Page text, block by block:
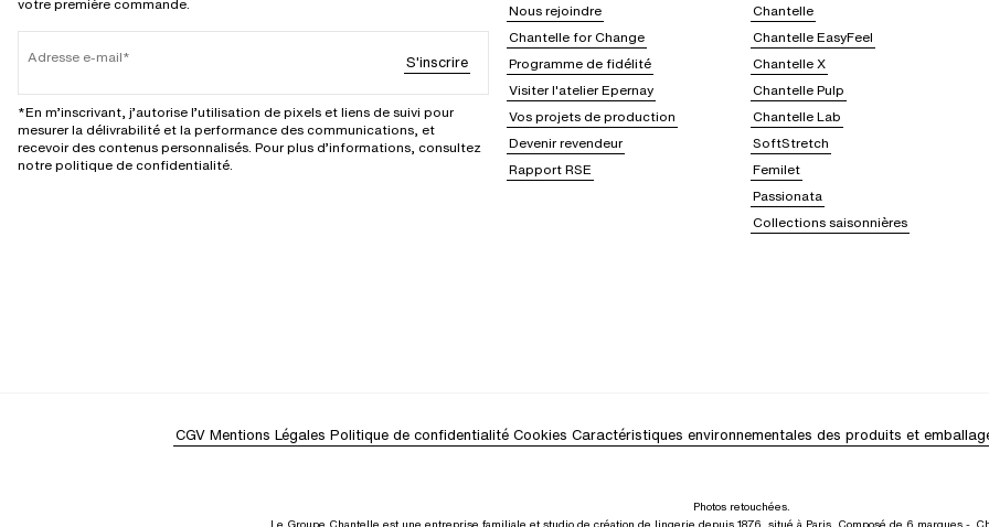
votre première commande.
Adresse e-mail S'inscrire
*En m’inscrivant, j’autorise l’utilisation de pixels et liens de suivi pour
mesurer la délivrabilité et la performance des communications, et
recevoir des contenus personnalisés. Pour plus d’informations, consultez
notre politique de confidentialité.
Nous rejoindre
Chantelle for Change
Programme de fidélité
Visiter l'atelier Epernay
Vos projets de production
Devenir revendeur
Rapport RSE
Chantelle
Chantelle EasyFeel
Chantelle X
Chantelle Pulp
Chantelle Lab
SoftStretch
Femilet
Passionata
Collections saisonnières
CGV Mentions Légales Politique de confidentialité Cookies Caractéristiques environnementales des produits et
Photos retouchées.